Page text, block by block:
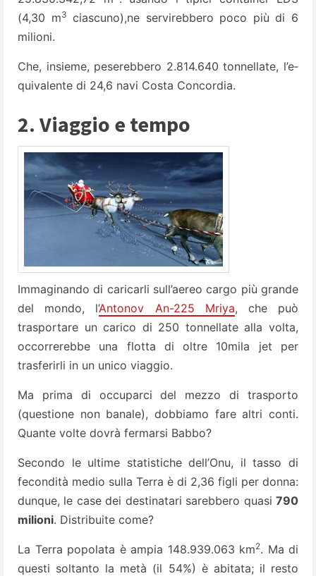
(4,30 m3 ciascuno),ne servireb­bero poco più di 6
milioni.
Che, insieme, peserebbero 2.814.640 tonnellate, l’e­
quivalente di 24,6 navi Costa Concordia.
2. Viaggio e tempo
Immaginando di caricarli sul­l’aereo cargo più grande
del mondo, l’Antonov An-225 Mriya, che può
trasportare un carico di 250 tonnellate alla volta,
oc­correrebbe una flotta di oltre 10mila jet per
trasferirli in un unico viaggio.
Ma pri­ma di occuparci del mezzo di trasporto
(questione non banale), dobbiamo fare altri conti.
Quante volte dovrà fermar­si Babbo?
Secondo le ultime statistiche dell’Onu, il tasso di
fecondità medio sulla Terra è di 2,36 figli per donna:
dunque, le case dei destinatari sarebbero quasi 790
milioni. Distribuite come?
La Terra popolata è ampia 148.939.063 km2. Ma di
questi soltanto la metà (il 54%) è abitata; il re­sto